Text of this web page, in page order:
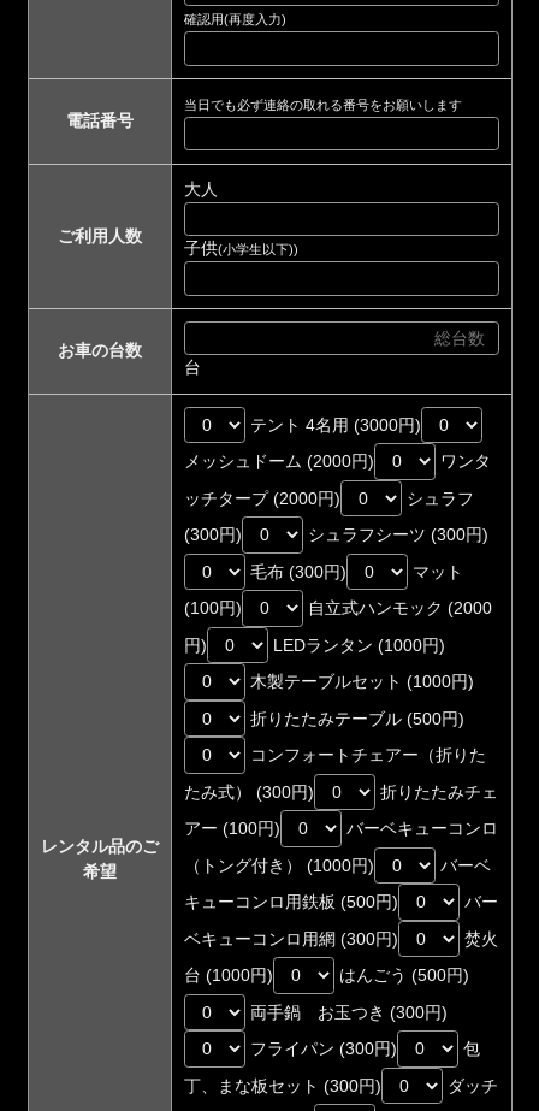
確認用(再度入力)
電話番号
当日でも必ず連絡の取れる番号をお願いします
ご利用人数
大人
子供(小学生以下))
お車の台数
台
レンタル品のご
希望
テント 4名用 (3000円)
メッシュドーム (2000円)
ワンタ
ッチタープ (2000円)
シュラフ
(300円)
シュラフシーツ (300円)
毛布 (300円)
マット
(100円)
自立式ハンモック (2000
円)
LEDランタン (1000円)
木製テーブルセット (1000円)
折りたたみテーブル (500円)
コンフォートチェアー（折りた
たみ式） (300円)
折りたたみチェ
アー (100円)
バーベキューコンロ
（トング付き） (1000円)
バーベ
キューコンロ用鉄板 (500円)
バー
ベキューコンロ用網 (300円)
焚火
台 (1000円)
はんごう (500円)
両手鍋 お玉つき (300円)
フライパン (300円)
包
丁、まな板セット (300円)
ダッチ